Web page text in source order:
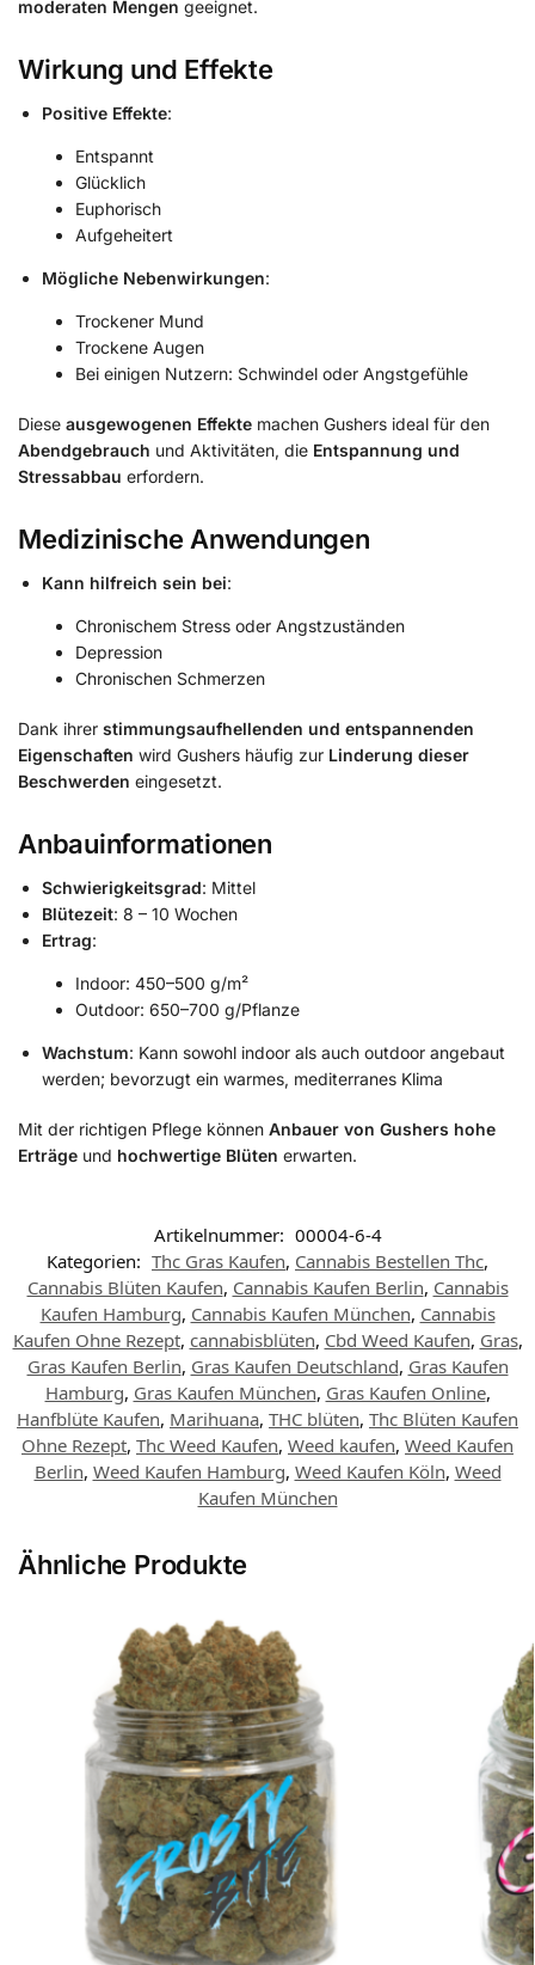
moderaten Mengen geeignet.
Wirkung und Effekte
Positive Effekte:
Entspannt
Glücklich
Euphorisch
Aufgeheitert
Mögliche Nebenwirkungen:
Trockener Mund
Trockene Augen
Bei einigen Nutzern: Schwindel oder Angstgefühle
Diese ausgewogenen Effekte machen Gushers ideal für den
Abendgebrauch und Aktivitäten, die Entspannung und
Stressabbau erfordern.
Medizinische Anwendungen
Kann hilfreich sein bei:
Chronischem Stress oder Angstzuständen
Depression
Chronischen Schmerzen
Dank ihrer stimmungsaufhellenden und entspannenden
Eigenschaften wird Gushers häufig zur Linderung dieser
Beschwerden eingesetzt.
Anbauinformationen
Schwierigkeitsgrad: Mittel
Blütezeit: 8 – 10 Wochen
Ertrag:
Indoor: 450–500 g/m²
Outdoor: 650–700 g/Pflanze
Wachstum: Kann sowohl indoor als auch outdoor angebaut
werden; bevorzugt ein warmes, mediterranes Klima
Mit der richtigen Pflege können Anbauer von Gushers hohe
Erträge und hochwertige Blüten erwarten.
Artikelnummer: 00004-6-4
Kategorien: Thc Gras Kaufen, Cannabis Bestellen Thc,
Cannabis Blüten Kaufen, Cannabis Kaufen Berlin, Cannabis
Kaufen Hamburg, Cannabis Kaufen München, Cannabis
Kaufen Ohne Rezept, cannabisblüten, Cbd Weed Kaufen, Gras,
Gras Kaufen Berlin, Gras Kaufen Deutschland, Gras Kaufen
Hamburg, Gras Kaufen München, Gras Kaufen Online,
Hanfblüte Kaufen, Marihuana, THC blüten, Thc Blüten Kaufen
Ohne Rezept, Thc Weed Kaufen, Weed kaufen, Weed Kaufen
Berlin, Weed Kaufen Hamburg, Weed Kaufen Köln, Weed
Kaufen München
Ähnliche Produkte